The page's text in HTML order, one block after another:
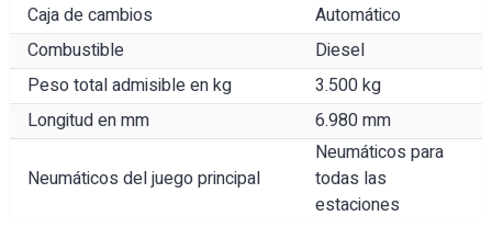
Caja de cambios
Automático
Combustible
Diesel
Peso total admisible en kg
3.500 kg
Longitud en mm
6.980 mm
Neumáticos del juego principal
Neumáticos para
todas las
estaciones